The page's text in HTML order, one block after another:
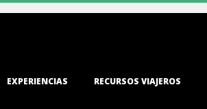
EXPERIENCIAS RECURSOS VIAJEROS